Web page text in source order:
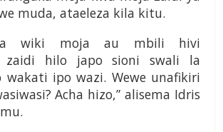
muda, ataeleza kila kitu.
wiki moja au mbili hivi
zaidi hilo japo sioni swali la
wakati ipo wazi. Wewe unafikiri
Acha hizo,” alisema Idris